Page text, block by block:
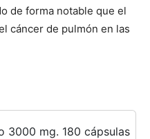
de forma notable que el
cáncer de pulmón en las
3000 mg. 180 cápsulas